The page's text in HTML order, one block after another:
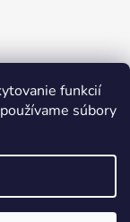
funkcií
súbory